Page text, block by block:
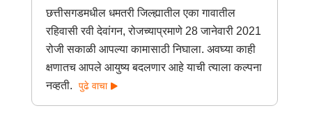
छत्तीसगडमधील धमतरी जिल्ह्यातील एका गावातील
रहिवासी रवी देवांगन, रोजच्याप्रमाणे 28 जानेवारी 2021
रोजी सकाळी आपल्या कामासाठी निघाला. अवघ्या काही
क्षणातच आपले आयुष्य बदलणार आहे याची त्याला कल्पना
नव्हती.
पुढे वाचा